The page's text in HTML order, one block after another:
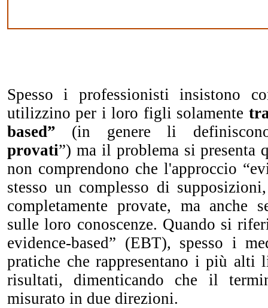
Spesso i professionisti insistono
utilizzino per i loro figli solamente
based” (in genere li
provati”) ma il problema si presenta
non comprendono che l'approccio
stesso un complesso di
completamente provate, ma anche
sulle loro conoscenze. Quando si
evidence-based” (EBT), spesso i
pratiche che rappresentano i più alti
risultati, dimenticando che il
misurato in due direzioni.